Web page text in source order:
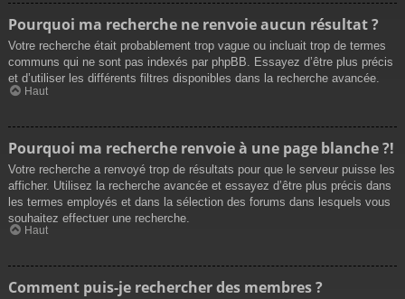
Pourquoi ma recherche ne renvoie aucun résultat ?
Votre recherche était probablement trop vague ou incluait trop de termes
communs qui ne sont pas indexés par phpBB. Essayez d’être plus précis
et d’utiliser les différents filtres disponibles dans la recherche avancée.
Haut
Pourquoi ma recherche renvoie à une page blanche ?!
Votre recherche a renvoyé trop de résultats pour que le serveur puisse les
afficher. Utilisez la recherche avancée et essayez d’être plus précis dans
les termes employés et dans la sélection des forums dans lesquels vous
souhaitez effectuer une recherche.
Haut
Comment puis-je rechercher des membres ?